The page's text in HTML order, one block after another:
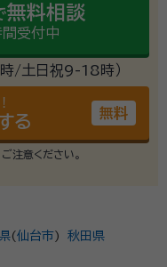
無料相談
受付中
/土日祝9-18時）
る 無料
注意ください。
(仙台市)
秋田県